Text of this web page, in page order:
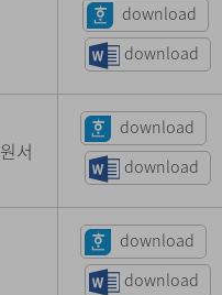
download
download
원서
download
download
download
download